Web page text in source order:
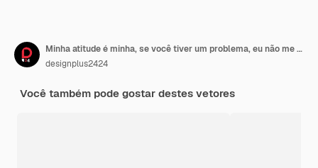
Minha atitude é minha, se você tiver um problema, eu não me importo com o design da camiseta
designplus2424
Você também pode gostar destes vetores